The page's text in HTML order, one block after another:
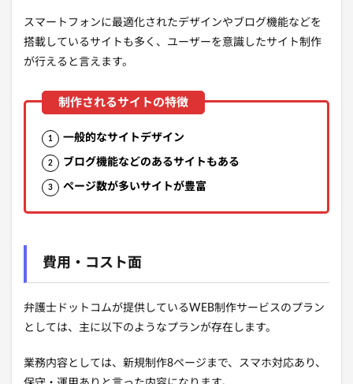
スマートフォンに最適化されたデザインやブログ機能などを
搭載しているサイトも多く、ユーザーを意識したサイト制作
が行えると言えます。
一般的なサイトデザイン
ブログ機能などのあるサイトもある
ページ数が多いサイトが豊富
費用・コスト面
弁護士ドットコムが提供しているWEB制作サービスのプラン
としては、主に以下のようなプランが存在します。
業務内容としては、新規制作8ページまで、スマホ対応あり、